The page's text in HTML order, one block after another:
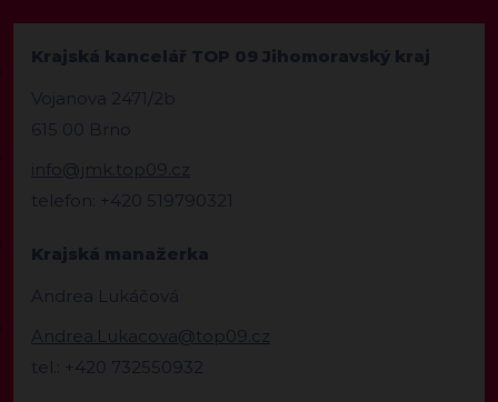
Krajská kancelář TOP 09 Jihomoravský kraj
Vojanova 2471/2b
615 00 Brno
info@jmk.top09.cz
telefon: +420 519790321
Krajská manažerka
Andrea Lukáčová
Andrea.Lukacova@top09.cz
tel.: +420 732550932